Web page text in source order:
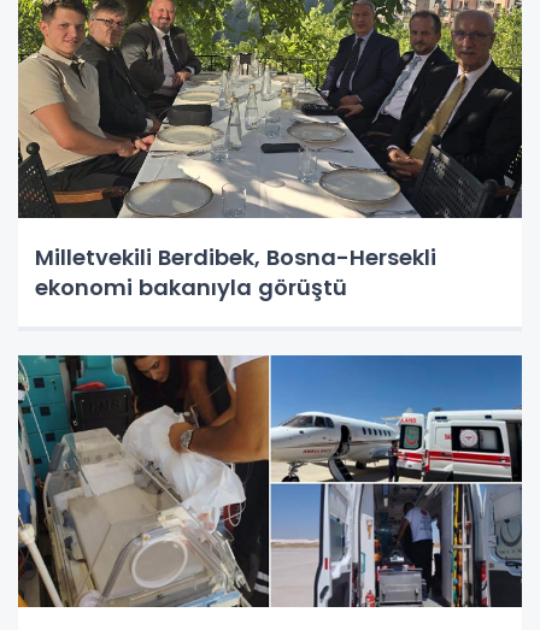
Milletvekili Berdibek, Bosna-Hersekli
ekonomi bakanıyla görüştü